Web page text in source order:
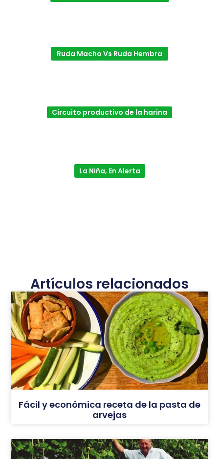
Ruda Macho Vs Ruda Hembra
Circuito productivo de la harina
La Niña, En Alerta
Artículos relacionados
Fácil y económica receta de la pasta de
arvejas